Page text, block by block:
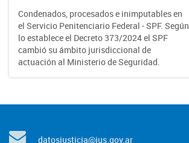
Condenados, procesados e inimputables en
el Servicio Penitenciario Federal - SPF. Según
lo establece el Decreto 373/2024 el SPF
cambió su ámbito jurisdiccional de
actuación al Ministerio de Seguridad.
datosjusticia@jus.gov.ar